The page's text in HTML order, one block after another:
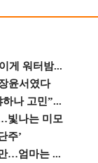
게 워터밤...
윤서였다
나 고민”...
빛나는 미모
주’
…엄마는 ...